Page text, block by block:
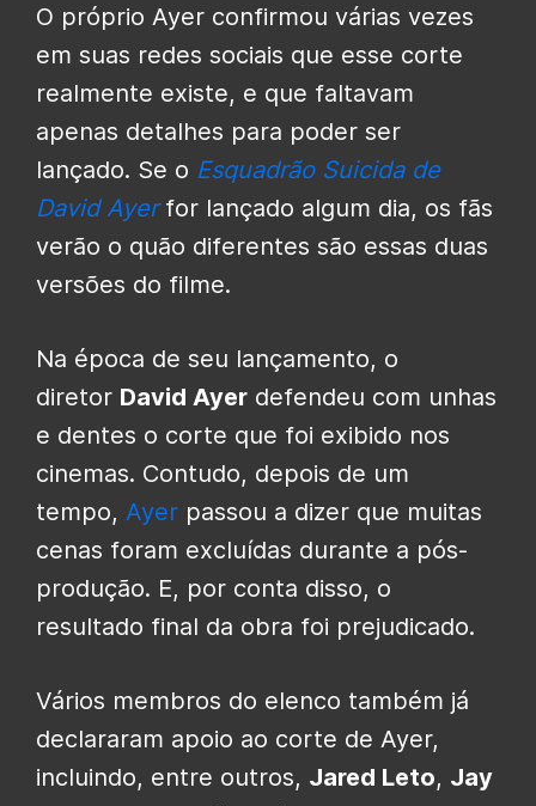
O próprio Ayer confirmou várias vezes
em suas redes sociais que esse corte
realmente existe, e que faltavam
apenas detalhes para poder ser
lançado. Se o Esquadrão Suicida de
David Ayerfor lançado algum dia, os fãs
verão o quão diferentes são essas duas
versões do filme.
Na época de seu lançamento, o
diretor David Ayer defendeu com unhas
e dentes o corte que foi exibido nos
cinemas. Contudo, depois de um
tempo, Ayer passou a dizer que muitas
cenas foram excluídas durante a pós-
produção. E, por conta disso, o
resultado final da obra foi prejudicado.
Vários membros do elenco também já
declararam apoio ao corte de Ayer,
incluindo, entre outros, Jared Leto, Jay